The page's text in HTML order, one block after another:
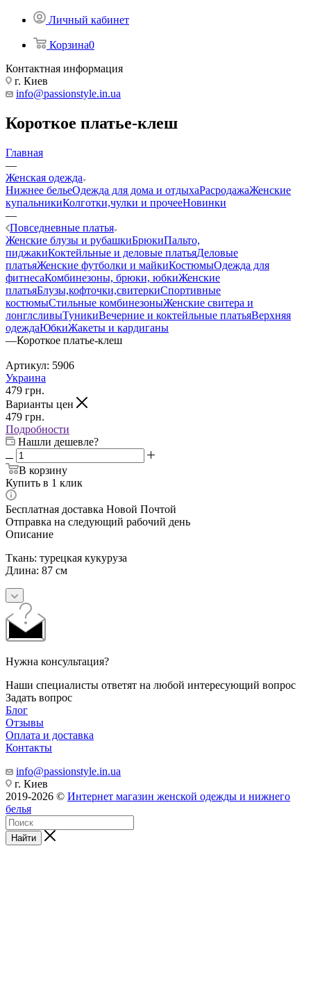
Личный кабинет
Корзина0
Контактная информация
г. Киев
info@passionstyle.in.ua
Короткое платье-клеш
Главная
—
Женская одежда
Нижнее бельеОдежда для дома и отдыхаРасродажаЖенские
купальникиКолготки,чулки и прочееНовинки
—
Повседневные платья
Женские блузы и рубашкиБрюкиПальто,
пиджакиКоктейльные и деловые платьяДеловые
платьяЖенские футболки и майкиКостюмыОдежда для
фитнесаКомбинезоны, брюки, юбкиЖенские
платьяБлузы,кофточки,свитеркиСпортивные
костюмыСтильные комбинезоныЖенские свитера и
лонглсливыТуникиВечерние и коктейльные платьяВерхняя
одеждаЮбкиЖакеты и кардиганы
—Короткое платье-клеш
Артикул: 5906
Украина
479 грн.
Варианты цен
479 грн.
Подробности
Нашли дешевле?
В корзину
Купить в 1 клик
Бесплатная доставка Новой Почтой
Отправка на следующий рабочий день
Описание
Ткань: турецкая кукуруза
Длина: 87 см
Нужна консультация?
Наши специалисты ответят на любой интересующий вопрос
Задать вопрос
Блог
Отзывы
Оплата и доставка
Контакты
info@passionstyle.in.ua
г. Киев
2019-2026 © Интернет магазин женской одежды и нижнего
белья
Найти